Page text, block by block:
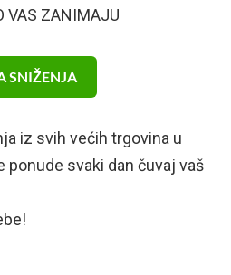
VAS ZANIMAJU
SNIŽENJA
iz svih većih trgovina u
ponude svaki dan čuvaj vaš